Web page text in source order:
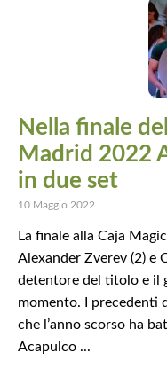
Nella finale
Madrid 2022
in due set
10 Maggio 2022
La finale alla Caja
Alexander Zverev (2) e
detentore del titolo e il
momento. I precedenti
che l’anno scorso ha
Acapulco ...